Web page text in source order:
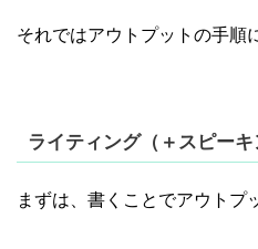
それではアウトプットの手順
ライティング（＋スピーキ
まずは、書くことでアウトプ